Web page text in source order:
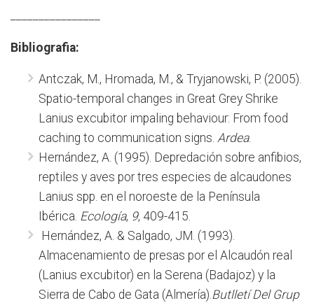
Bibliografia:
Antczak, M., Hromada, M., & Tryjanowski, P. (2005).
Spatio-temporal changes in Great Grey Shrike
Lanius excubitor impaling behaviour: From food
caching to communication signs. Ardea.
Hernández, A. (1995). Depredación sobre anfibios,
reptiles y aves por tres especies de alcaudones
Lanius spp. en el noroeste de la Península
Ibérica. Ecología, 9, 409-415.
Hernández, A. & Salgado, JM. (1993).
Almacenamiento de presas por el Alcaudón real
(Lanius excubitor) en la Serena (Badajoz) y la
Sierra de Cabo de Gata (Almería).Butlletí Del Grup